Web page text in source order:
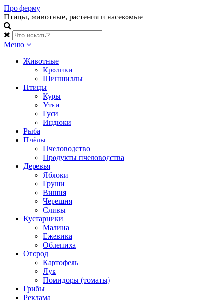
Skip
to
content
Про ферму
Птицы, животные, растения и насекомые
Меню
Животные
Кролики
Шиншиллы
Птицы
Куры
Утки
Гуси
Индюки
Рыба
Пчёлы
Пчеловодство
Продукты пчеловодства
Деревья
Яблоки
Груши
Вишня
Черешня
Сливы
Кустарники
Малина
Ежевика
Облепиха
Огород
Картофель
Лук
Помидоры (томаты)
Грибы
Реклама